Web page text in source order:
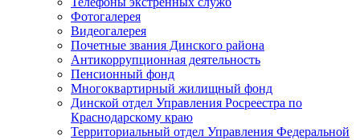
Фотогалерея
Видеогалерея
Почетные звания Динского района
Антикоррупционная деятельность
Пенсионный фонд
Многоквартирный жилищный фонд
Динской отдел Управления Росреестра по
Краснодарскому краю
Территориальный отдел Управления Федеральной